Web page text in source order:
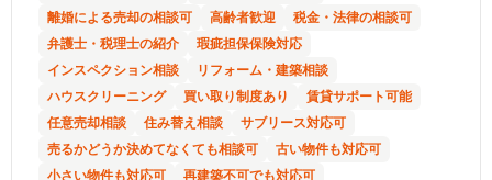
離婚による売却の相談可
高齢者歓迎
税金・法律の相談可
弁護士・税理士の紹介
瑕疵担保保険対応
インスペクション相談
リフォーム・建築相談
ハウスクリーニング
買い取り制度あり
賃貸サポート可能
任意売却相談
住み替え相談
サブリース対応可
売るかどうか決めてなくても相談可
古い物件も対応可
小さい物件も対応可
再建築不可でも対応可